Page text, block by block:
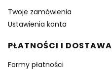
Twoje zamówienia
Ustawienia konta
PŁATNOŚCI I DOSTAWA
Formy płatności